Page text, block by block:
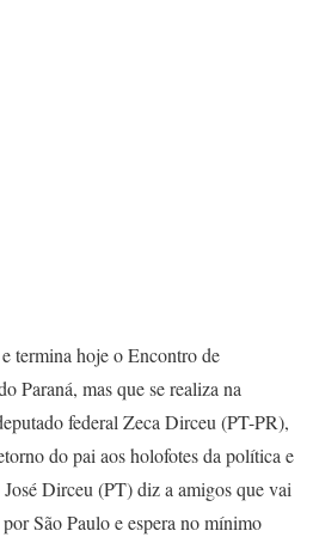
termina hoje o Encontro de
Paraná, mas que se realiza na
federal Zeca Dirceu (PT-PR),
do pai aos holofotes da política e
Dirceu (PT) diz a amigos que vai
São Paulo e espera no mínimo